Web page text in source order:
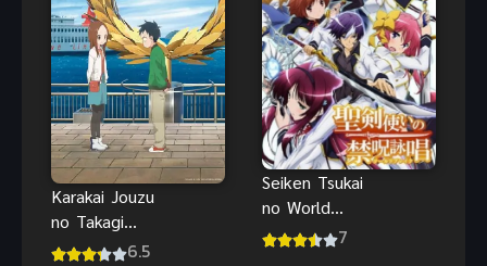
Karakai Jouzu
no Takagi
san 3 แกล้ง6.5
Seiken Tsukai
no World
Break เทพนัก
7